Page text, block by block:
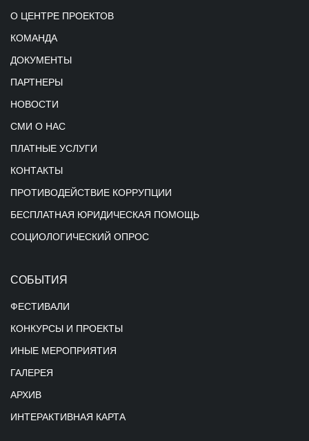
О ЦЕНТРЕ ПРОЕКТОВ
КОМАНДА
ДОКУМЕНТЫ
ПАРТНЕРЫ
НОВОСТИ
СМИ О НАС
ПЛАТНЫЕ УСЛУГИ
КОНТАКТЫ
ПРОТИВОДЕЙСТВИЕ КОРРУПЦИИ
БЕСПЛАТНАЯ ЮРИДИЧЕСКАЯ ПОМОЩЬ
СОЦИОЛОГИЧЕСКИЙ ОПРОС
СОБЫТИЯ
ФЕСТИВАЛИ
КОНКУРСЫ И ПРОЕКТЫ
ИНЫЕ МЕРОПРИЯТИЯ
ГАЛЕРЕЯ
АРХИВ
ИНТЕРАКТИВНАЯ КАРТА